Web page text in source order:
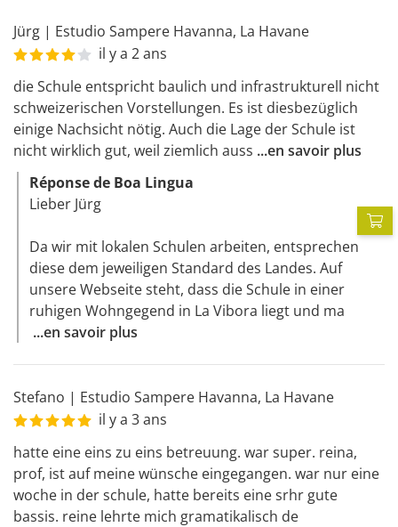
Jürg | Estudio Sampere Havanna, La Havane
il y a 2 ans
die Schule entspricht baulich und infrastrukturell nicht
schweizerischen Vorstellungen. Es ist diesbezüglich
einige Nachsicht nötig. Auch die Lage der Schule ist
nicht wirklich gut, weil ziemlich auss ...en savoir plus
Réponse de Boa Lingua
Lieber Jürg
Da wir mit lokalen Schulen arbeiten, entsprechen
diese dem jeweiligen Standard des Landes. Auf
unsere Webseite steht, dass die Schule in einer
ruhigen Wohngegend in La Vibora liegt und ma
...en savoir plus
Stefano | Estudio Sampere Havanna, La Havane
il y a 3 ans
hatte eine eins zu eins betreuung. war super. reina,
prof, ist auf meine wünsche eingegangen. war nur eine
woche in der schule, hatte bereits eine srhr gute
bassis. reine lehrte mich gramatikalisch de